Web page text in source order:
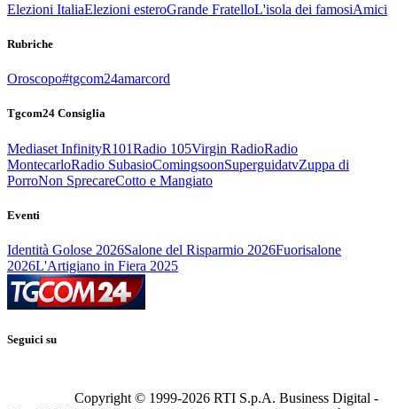
Elezioni ItaliaElezioni esteroGrande FratelloL'isola dei famosiAmici
Rubriche
Oroscopo#tgcom24amarcord
Tgcom24 Consiglia
Mediaset InfinityR101Radio 105Virgin RadioRadio
MontecarloRadio SubasioComingsoonSuperguidatvZuppa di
PorroNon SprecareCotto e Mangiato
Eventi
Identità Golose 2026Salone del Risparmio 2026Fuorisalone
2026L'Artigiano in Fiera 2025
Seguici su
Copyright © 1999-2026 RTI S.p.A. Business Digital -